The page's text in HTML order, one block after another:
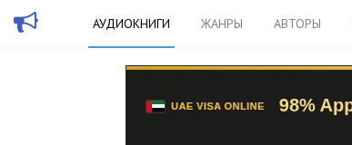
АУДИОКНИГИ ЖАНРЫ АВТОРЫ